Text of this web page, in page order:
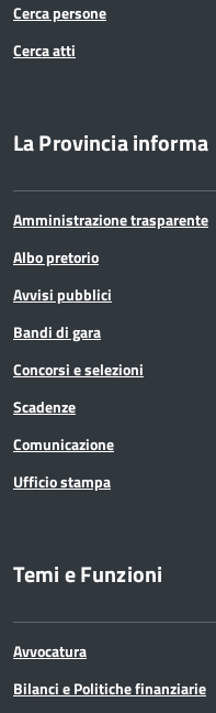
Cerca persone
Cerca atti
La Provincia informa
Amministrazione trasparente
Albo pretorio
Avvisi pubblici
Bandi di gara
Concorsi e selezioni
Scadenze
Comunicazione
Ufficio stampa
Temi e Funzioni
Avvocatura
Bilanci e Politiche finanziarie